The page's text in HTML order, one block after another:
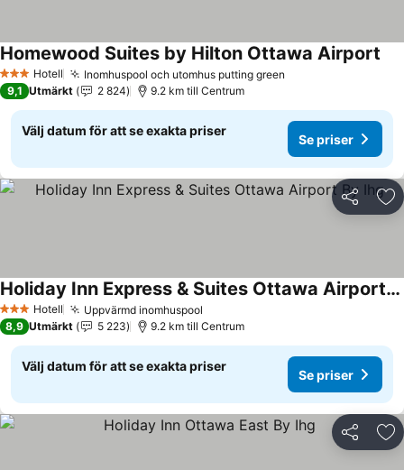
3 StjärnorHotell Inomhuspool och utomhus putting green
Homewood Suites by Hilton Ottawa Airport
9,1 Utmärkt 2 824 9.2 km till Centrum
Välj datum för att se exakta priser
Se priser
Dela
3 StjärnorHotell Uppvärmd inomhuspool
Holiday Inn Express & Suites Ottawa Airport By Ihg
8,9 Utmärkt 5 223 9.2 km till Centrum
Välj datum för att se exakta priser
Se priser
Dela